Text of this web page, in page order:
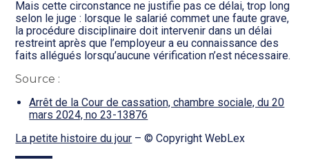
Mais cette circonstance ne justifie pas ce délai, trop long
selon le juge : lorsque le salarié commet une faute grave,
la procédure disciplinaire doit intervenir dans un délai
restreint après que l’employeur a eu connaissance des
faits allégués lorsqu’aucune vérification n’est nécessaire.
Source :
Arrêt de la Cour de cassation, chambre sociale, du 20
mars 2024, no 23-13876
La petite histoire du jour – © Copyright WebLex